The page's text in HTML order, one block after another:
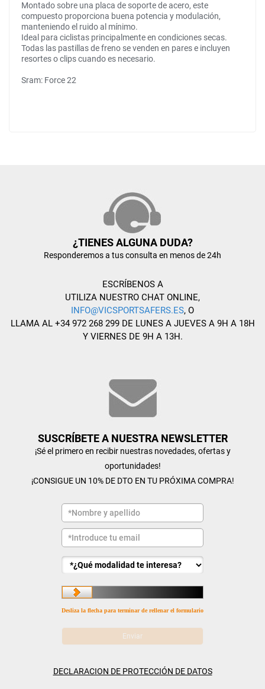
Montado sobre una placa de soporte de acero, este
compuesto proporciona buena potencia y modulación,
manteniendo el ruido al mínimo.
Ideal para ciclistas principalmente en condiciones secas.
Todas las pastillas de freno se venden en pares e incluyen
resortes o clips cuando es necesario.
Sram: Force 22
¿TIENES ALGUNA DUDA?
Responderemos a tus consulta en menos de 24h
ESCRÍBENOS A
UTILIZA NUESTRO CHAT ONLINE,
INFO@VICSPORTSAFERS.ES, O
LLAMA AL +34 972 268 299 DE LUNES A JUEVES A 9H A 18H
Y VIERNES DE 9H A 13H.
SUSCRÍBETE A NUESTRA NEWSLETTER
¡Sé el primero en recibir nuestras novedades, ofertas y
oportunidades!
¡CONSIGUE UN 10% DE DTO EN TU PRÓXIMA COMPRA!
Desliza la flecha para terminar de rellenar el formulario
DECLARACION DE PROTECCIÓN DE DATOS